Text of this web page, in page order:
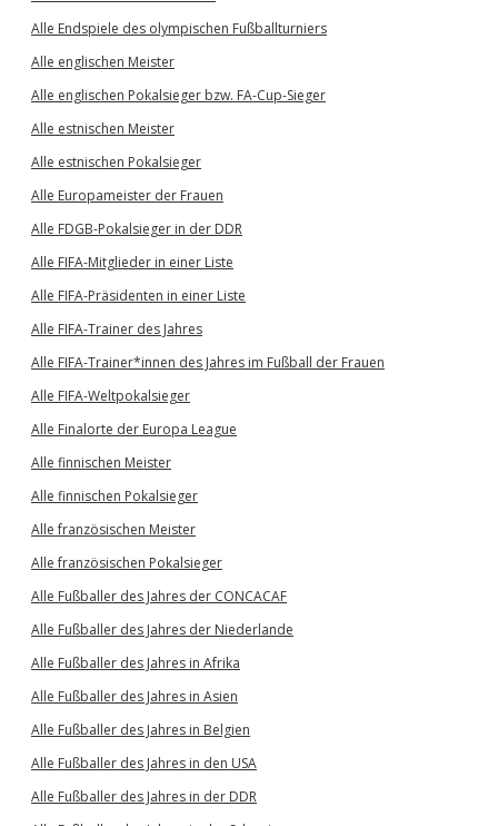
Alle Endspiele des olympischen Fußballturniers
Alle englischen Meister
Alle englischen Pokalsieger bzw. FA-Cup-Sieger
Alle estnischen Meister
Alle estnischen Pokalsieger
Alle Europameister der Frauen
Alle FDGB-Pokalsieger in der DDR
Alle FIFA-Mitglieder in einer Liste
Alle FIFA-Präsidenten in einer Liste
Alle FIFA-Trainer des Jahres
Alle FIFA-Trainer*innen des Jahres im Fußball der Frauen
Alle FIFA-Weltpokalsieger
Alle Finalorte der Europa League
Alle finnischen Meister
Alle finnischen Pokalsieger
Alle französischen Meister
Alle französischen Pokalsieger
Alle Fußballer des Jahres der CONCACAF
Alle Fußballer des Jahres der Niederlande
Alle Fußballer des Jahres in Afrika
Alle Fußballer des Jahres in Asien
Alle Fußballer des Jahres in Belgien
Alle Fußballer des Jahres in den USA
Alle Fußballer des Jahres in der DDR